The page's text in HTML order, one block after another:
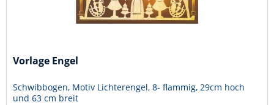
Vorlage Engel
Schwibbogen, Motiv Lichterengel, 8- flammig, 29cm hoch
und 63 cm breit